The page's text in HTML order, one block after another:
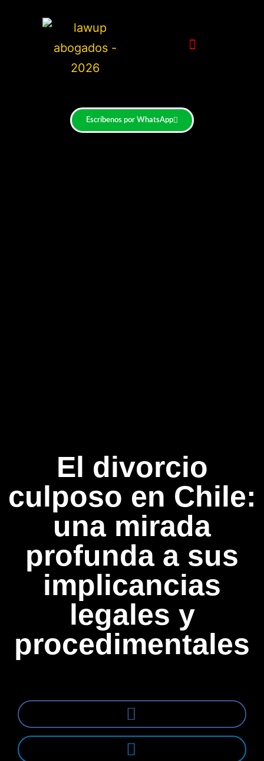
Escríbenos por WhatsApp
El divorcio
culposo en Chile:
una mirada
profunda a sus
implicancias
legales y
procedimentales